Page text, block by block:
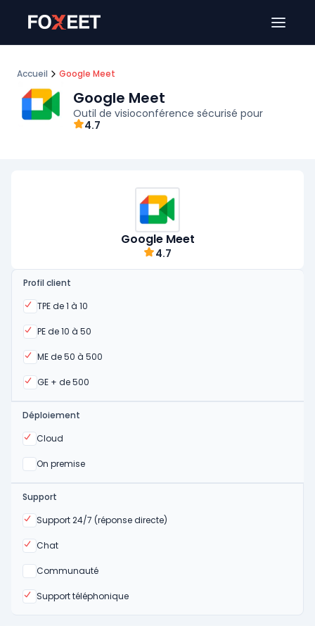
Accueil Google Meet
Google Meet
Outil de visioconférence sécurisé pour
4.7
Google Meet
4.7
Profil client
TPE de 1 à 10
Oui
PE de 10 à 50
Oui
ME de 50 à 500
Oui
GE + de 500
Oui
Déploiement
Cloud
Oui
On premise
Oui
Support
Support 24/7 (réponse directe)
Oui
Chat
Oui
Communauté
Non
Support téléphonique
Oui